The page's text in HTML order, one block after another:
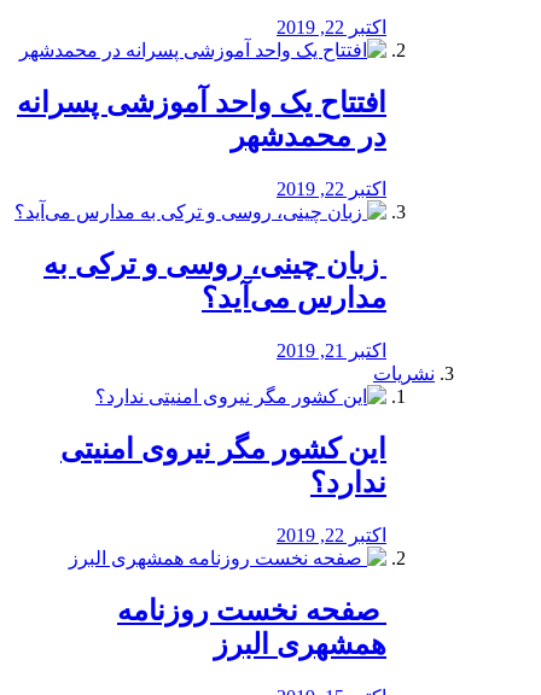
اکتبر 22, 2019
افتتاح یک واحد آموزشی پسرانه
در محمدشهر
اکتبر 22, 2019
️ زبان چینی، روسی و ترکی به
مدارس می‌آید؟
اکتبر 21, 2019
نشریات
این کشور مگر نیروی امنیتی
ندارد؟
اکتبر 22, 2019
️ صفحه نخست روزنامه‌
همشهری البرز